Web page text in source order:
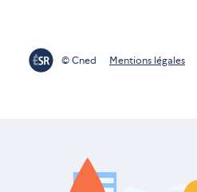
© Cned Mentions légales